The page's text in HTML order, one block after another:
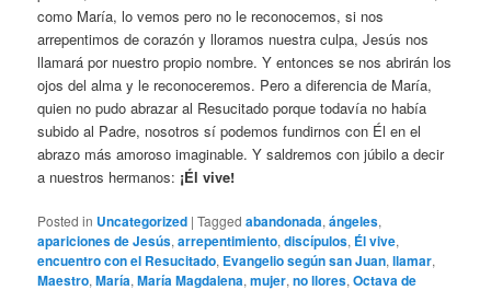
como María, lo vemos pero no le reconocemos, si nos
arrepentimos de corazón y lloramos nuestra culpa, Jesús nos
llamará por nuestro propio nombre. Y entonces se nos abrirán los
ojos del alma y le reconoceremos. Pero a diferencia de María,
quien no pudo abrazar al Resucitado porque todavía no había
subido al Padre, nosotros sí podemos fundirnos con Él en el
abrazo más amoroso imaginable. Y saldremos con júbilo a decir
a nuestros hermanos: ¡Él vive!
Posted in Uncategorized |Tagged abandonada,ángeles,
apariciones de Jesús,arrepentimiento,discípulos, Él vive,
encuentro con el Resucitado, Evangelio según san Juan,llamar,
Maestro,María,María Magdalena,mujer,no llores,Octava de